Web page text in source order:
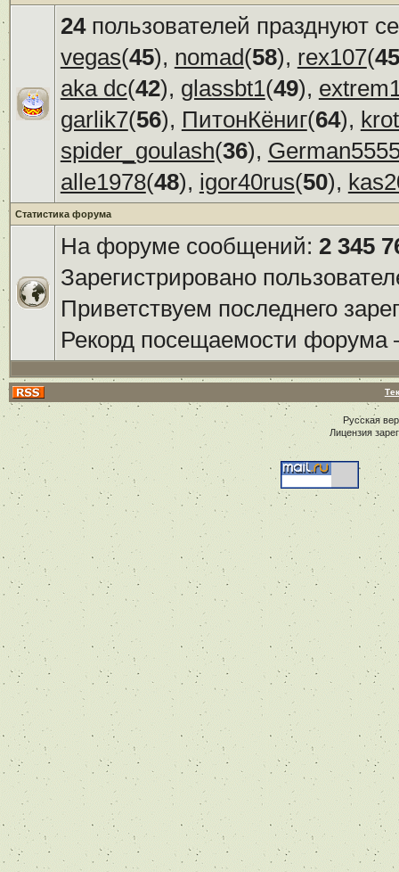
24пользователей празднуют
vegas(45), nomad(58), rex107(45
aka dc(42), glassbt1(49),
garlik7(56), ПитонКёниг(64),
spider_goulash(36),
alle1978(48), igor40rus(50),
Статистика форума
На форуме сообщений: 2 345
Зарегистрировано
Приветствуем последнего
Рекорд посещаемости
Русская
Лицензия